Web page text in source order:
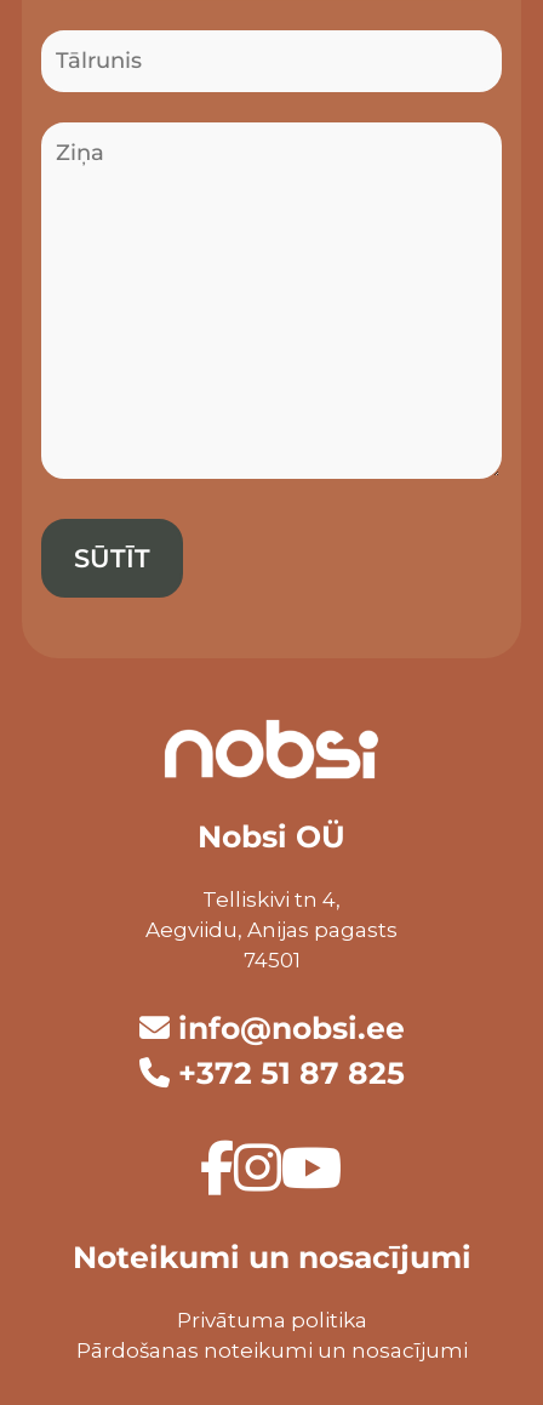
Nobsi OÜ
Telliskivi tn 4,
Aegviidu, Anijas pagasts
74501
info@nobsi.ee
+372 51 87 825
Noteikumi un nosacījumi
Privātuma politika
Pārdošanas noteikumi un nosacījumi